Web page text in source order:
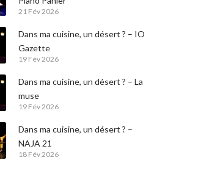
21 Fév 2026
Dans ma cuisine, un désert ? – IO
Gazette
19 Fév 2026
Dans ma cuisine, un désert ? – La
muse
19 Fév 2026
Dans ma cuisine, un désert ? –
NAJA 21
18 Fév 2026